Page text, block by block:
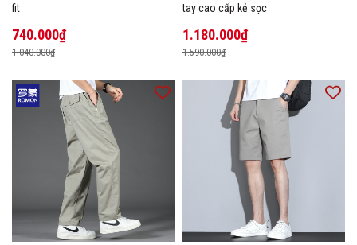
fit
740.000₫
1.040.000₫
tay cao cấp kẻ sọc
1.180.000₫
1.590.000₫